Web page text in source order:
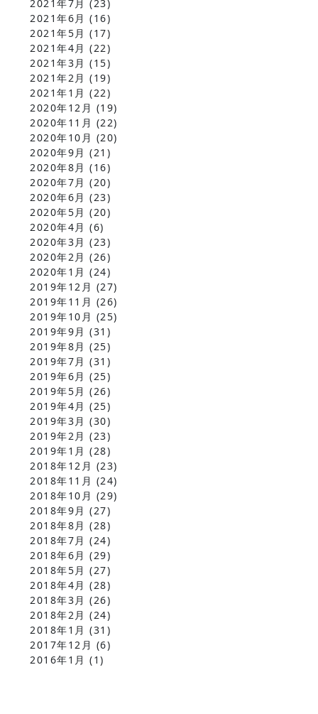
2021年7月 (23)
2021年6月 (16)
2021年5月 (17)
2021年4月 (22)
2021年3月 (15)
2021年2月 (19)
2021年1月 (22)
2020年12月 (19)
2020年11月 (22)
2020年10月 (20)
2020年9月 (21)
2020年8月 (16)
2020年7月 (20)
2020年6月 (23)
2020年5月 (20)
2020年4月 (6)
2020年3月 (23)
2020年2月 (26)
2020年1月 (24)
2019年12月 (27)
2019年11月 (26)
2019年10月 (25)
2019年9月 (31)
2019年8月 (25)
2019年7月 (31)
2019年6月 (25)
2019年5月 (26)
2019年4月 (25)
2019年3月 (30)
2019年2月 (23)
2019年1月 (28)
2018年12月 (23)
2018年11月 (24)
2018年10月 (29)
2018年9月 (27)
2018年8月 (28)
2018年7月 (24)
2018年6月 (29)
2018年5月 (27)
2018年4月 (28)
2018年3月 (26)
2018年2月 (24)
2018年1月 (31)
2017年12月 (6)
2016年1月 (1)